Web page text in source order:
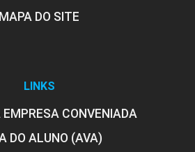
MAPA DO SITE
LINKS
CONVENIADA
DO ALUNO (AVA)